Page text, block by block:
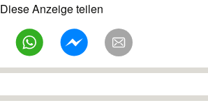
Diese Anzeige teilen